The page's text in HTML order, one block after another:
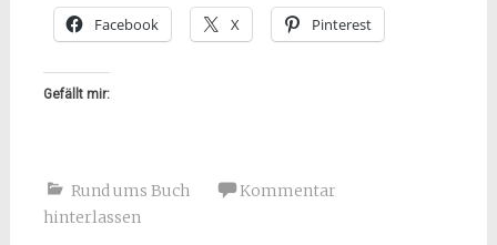
Facebook X Pinterest
Gefällt mir:
Rund ums Buch
Kommentar
hinterlassen